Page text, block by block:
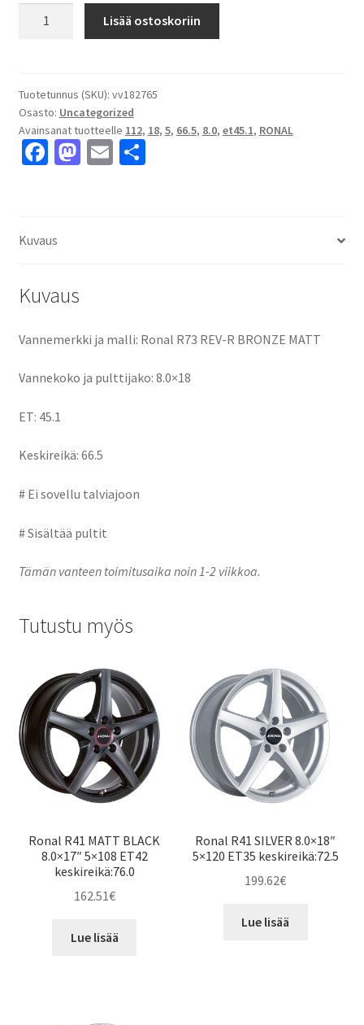
BRONZE
MATT
8.0x18"
5x112
Lisää ostoskoriin
Tuotetunnus (SKU): vv182765
Osasto: Uncategorized
Avainsanat tuotteelle 112, 18, 5, 66.5, 8.0, et45.1, RONAL
Fa
o
M E S
Kuvaus
Kuvaus
Vannemerkki ja malli: Ronal R73 REV-R BRONZE MATT
Vannekoko ja pulttijako: 8.0×18
ET: 45.1
Keskireikä: 66.5
# Ei sovellu talviajoon
# Sisältää pultit
Tämän vanteen toimitusaika noin 1-2 viikkoa.
Tutustu myös
Ronal R41 MATT BLACK
8.0×17″ 5×108 ET42
keskireikä:76.0
162.51€
Lue lisää
Ronal R41 SILVER 8.0×18″
5×120 ET35 keskireikä:72.5
199.62€
Lue lisää